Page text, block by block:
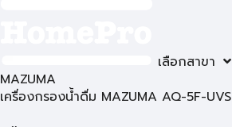
เลือกสาขา
MAZUMA
เครื่องกรองน้ำดื่ม MAZUMA AQ-5F-UVS